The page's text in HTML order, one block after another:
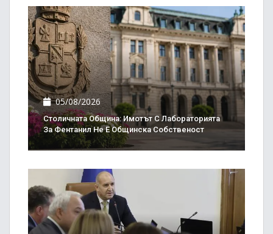
05/08/2026
Столичната Община: Имотът С Лабораторията
За Фентанил Не Е Общинска Собственост